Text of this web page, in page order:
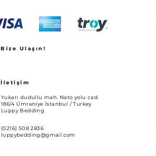
Bize Ulaşın!
İletişim
Yukarı dudullu mah. Nato yolu cad.
186/4 Ümraniye İstanbul / Turkey
Luppy Bedding
(0216) 508 2836
luppybedding@gmail.com